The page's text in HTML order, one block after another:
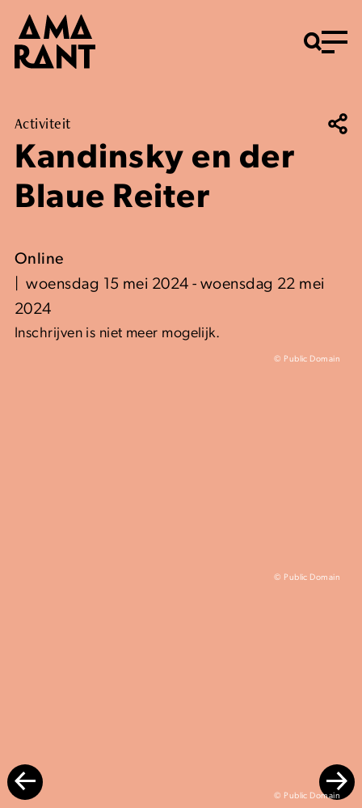
Menu
Activiteit
Kandinsky en der
Blaue Reiter
Online
woensdag 15 mei 2024 - woensdag 22 mei
2024
Inschrijven is niet meer mogelijk.
© Public Domain
© Public Domain
© Public Domain